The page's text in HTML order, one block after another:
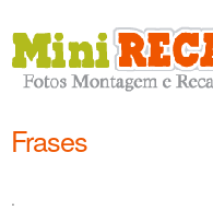
Frases
.